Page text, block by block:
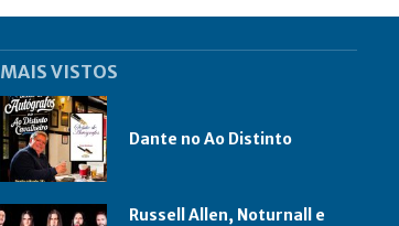
MAIS VISTOS
Dante no Ao Distinto
Russell Allen, Noturnall e